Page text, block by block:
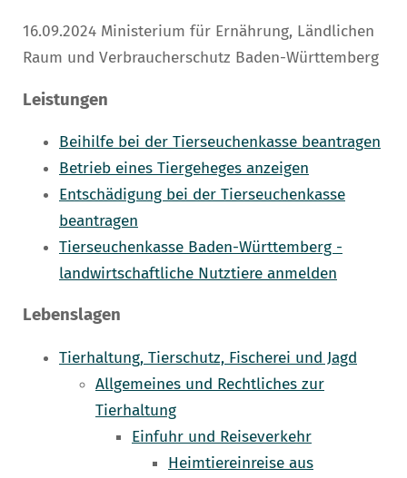
16.09.2024 Ministerium für Ernährung, Ländlichen
Raum und Verbraucherschutz Baden-Württemberg
Leistungen
Beihilfe bei der Tierseuchenkasse beantragen
Betrieb eines Tiergeheges anzeigen
Entschädigung bei der Tierseuchenkasse
beantragen
Tierseuchenkasse Baden-Württemberg -
landwirtschaftliche Nutztiere anmelden
Lebenslagen
Tierhaltung, Tierschutz, Fischerei und Jagd
Allgemeines und Rechtliches zur
Tierhaltung
Einfuhr und Reiseverkehr
Heimtiereinreise aus